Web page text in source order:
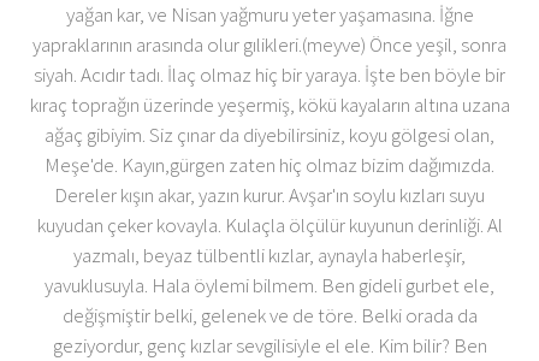
yağan kar, ve Nisan yağmuru yeter yaşamasına. İğne
yapraklarının arasında olur gılikleri.(meyve) Önce yeşil, sonra
siyah. Acıdır tadı. İlaç olmaz hiç bir yaraya. İşte ben böyle bir
kıraç toprağın üzerinde yeşermiş, kökü kayaların altına uzana
ağaç gibiyim. Siz çınar da diyebilirsiniz, koyu gölgesi olan,
Meşe'de. Kayın,gürgen zaten hiç olmaz bizim dağımızda.
Dereler kışın akar, yazın kurur. Avşar'ın soylu kızları suyu
kuyudan çeker kovayla. Kulaçla ölçülür kuyunun derinliği. Al
yazmalı, beyaz tülbentli kızlar, aynayla haberleşir,
yavuklusuyla. Hala öylemi bilmem. Ben gideli gurbet ele,
değişmiştir belki, gelenek ve de töre. Belki orada da
geziyordur, genç kızlar sevgilisiyle el ele. Kim bilir? Ben